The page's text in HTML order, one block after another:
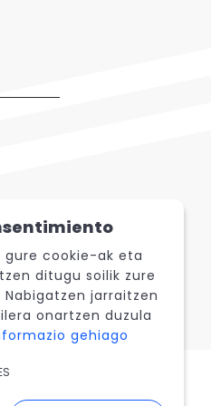
gure cookie-ak eta
ditugu soilik zure
jarraitzen
onartzen duzula
gehiago